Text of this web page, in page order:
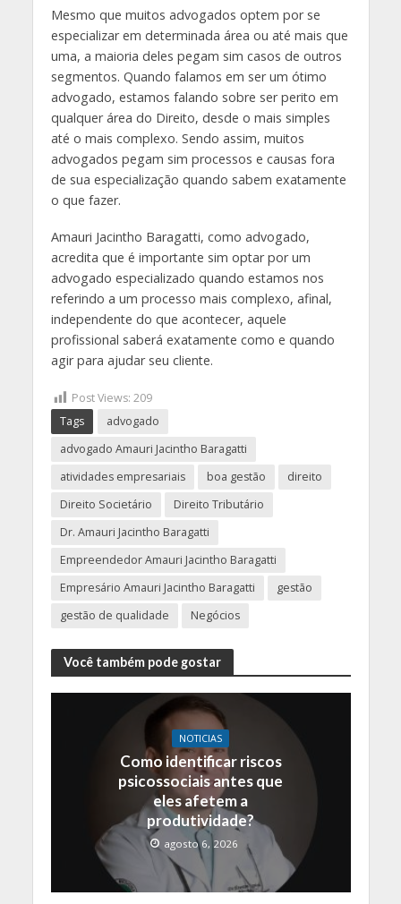
Mesmo que muitos advogados optem por se
especializar em determinada área ou até mais que
uma, a maioria deles pegam sim casos de outros
segmentos. Quando falamos em ser um ótimo
advogado, estamos falando sobre ser perito em
qualquer área do Direito, desde o mais simples
até o mais complexo. Sendo assim, muitos
advogados pegam sim processos e causas fora
de sua especialização quando sabem exatamente
o que fazer.
Amauri Jacintho Baragatti, como advogado,
acredita que é importante sim optar por um
advogado especializado quando estamos nos
referindo a um processo mais complexo, afinal,
independente do que acontecer, aquele
profissional saberá exatamente como e quando
agir para ajudar seu cliente.
Post Views: 209
Tags
advogado
advogado Amauri Jacintho Baragatti
atividades empresariais
boa gestão
direito
Direito Societário
Direito Tributário
Dr. Amauri Jacintho Baragatti
Empreendedor Amauri Jacintho Baragatti
Empresário Amauri Jacintho Baragatti
gestão
gestão de qualidade
Negócios
Você também pode gostar
NOTICIAS
Como identificar riscos
psicossociais antes que
eles afetem a
produtividade?
agosto 6, 2026